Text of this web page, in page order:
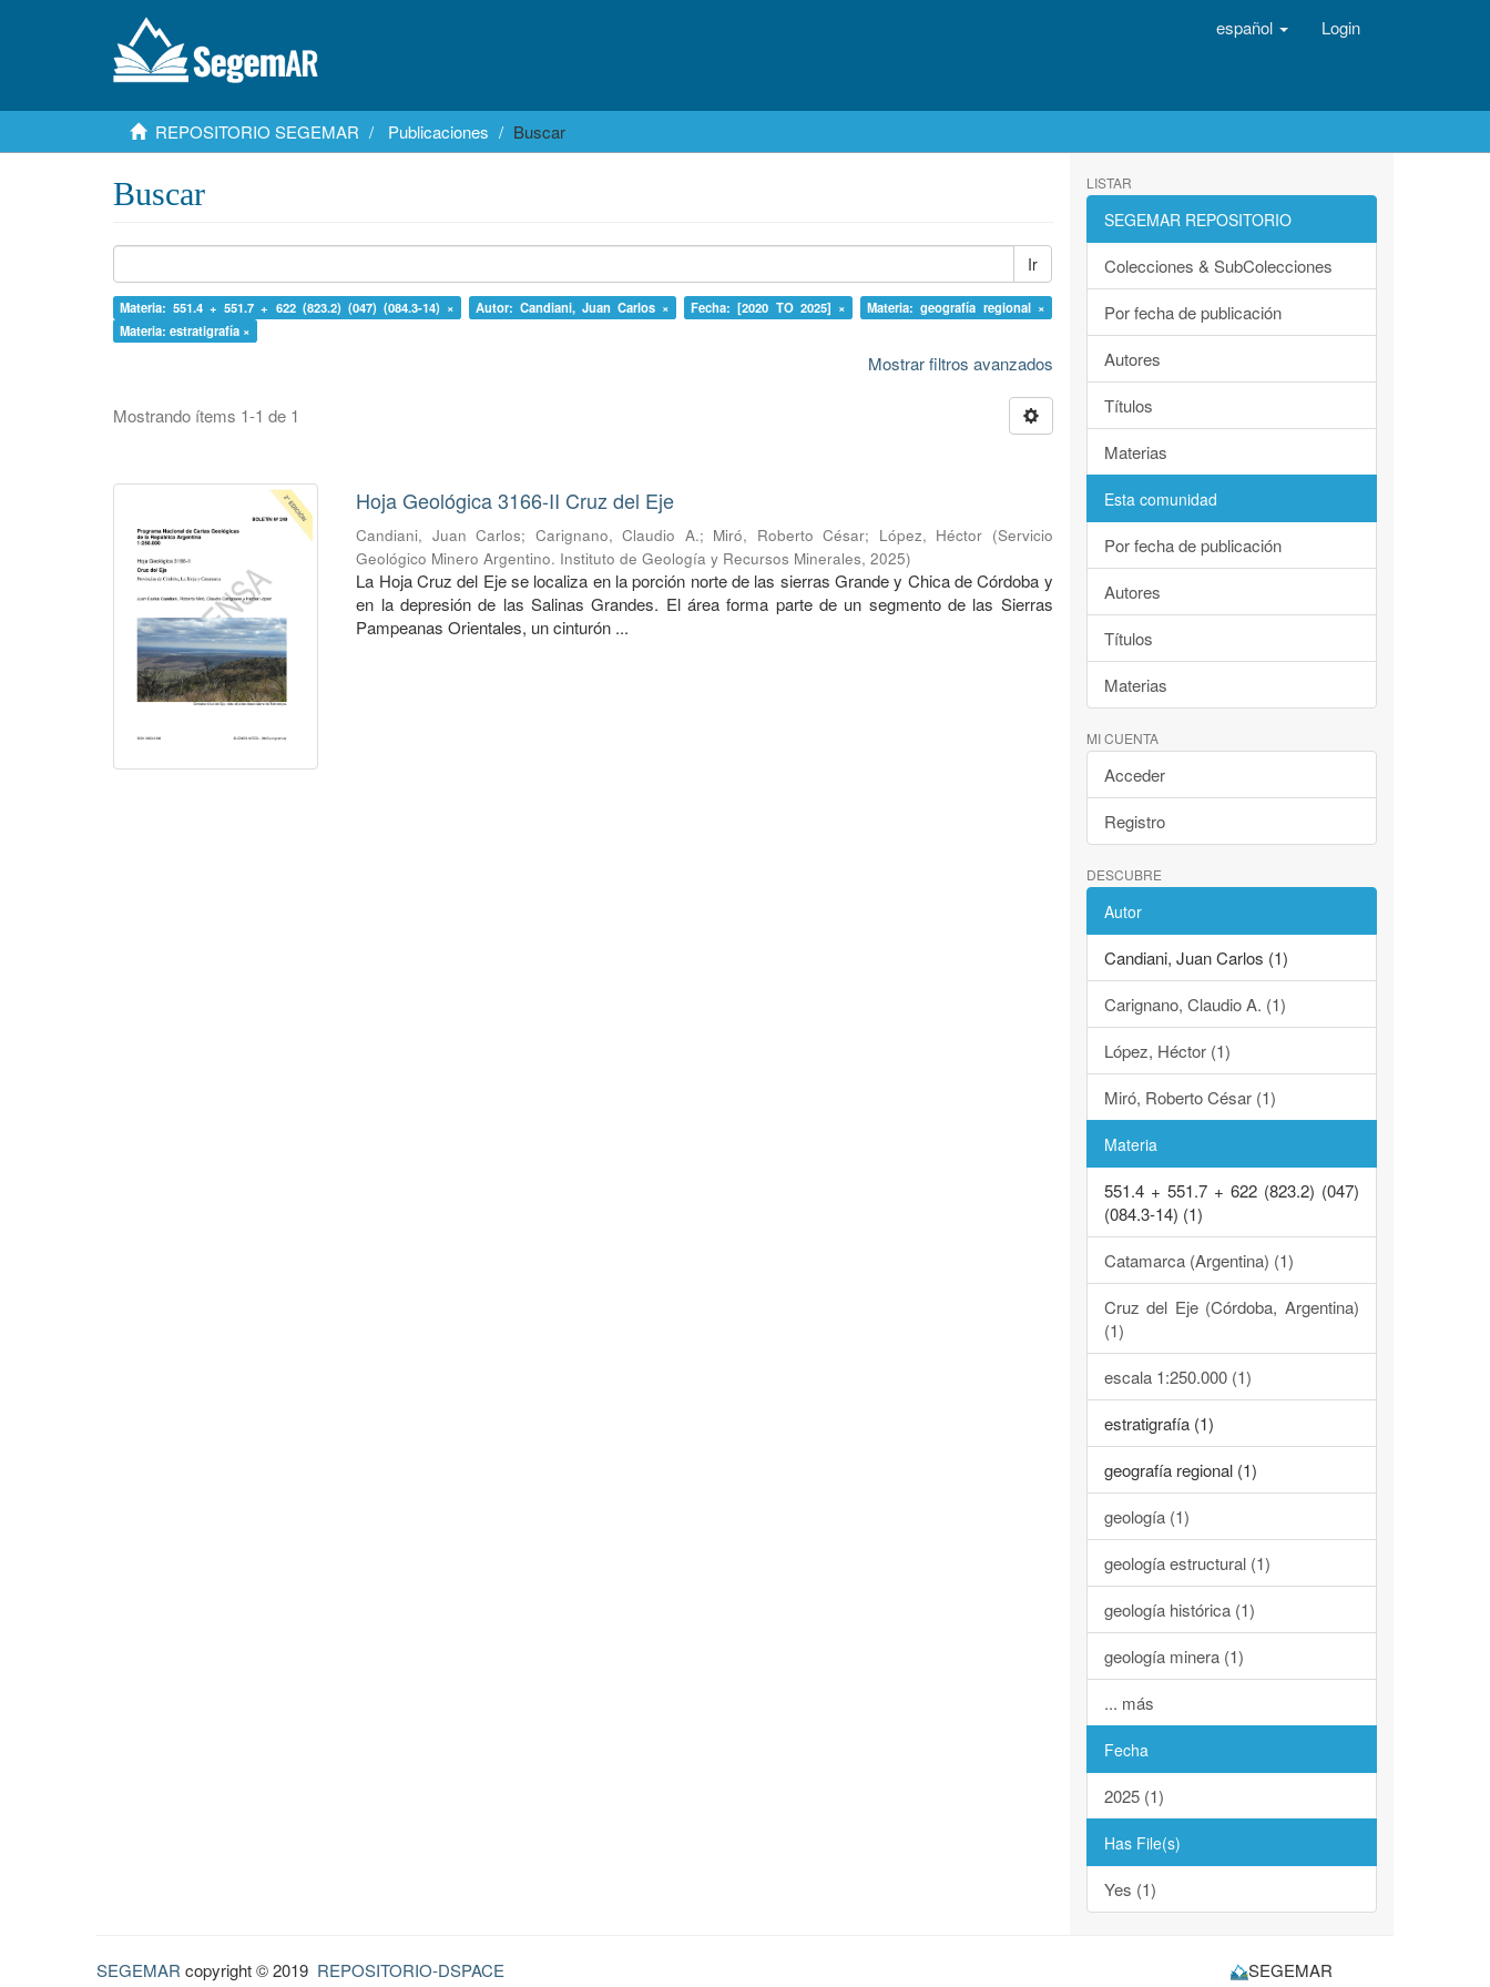
español Login
REPOSITORIO SEGEMAR Publicaciones Buscar
Buscar
Ir
Materia: 551.4 + 551.7 + 622 (823.2) (047) (084.3-14) × Autor: Candiani, Juan Carlos × Fecha: [2020 TO 2025] ×
Materia: geografía regional ×
Materia: estratigrafía ×
Mostrar filtros avanzados
Mostrando ítems 1-1 de 1
Hoja Geológica 3166-II Cruz del Eje
Candiani, Juan Carlos; Carignano, Claudio A.; Miró, Roberto César; López, Héctor (Servicio
Geológico Minero Argentino. Instituto de Geología y Recursos Minerales,2025)
La Hoja Cruz del Eje se localiza en la porción norte de las sierras Grande y Chica de Córdoba y
en la depresión de las Salinas Grandes. El área forma parte de un segmento de las Sierras
Pampeanas Orientales, un cinturón ...
LISTAR
SEGEMAR REPOSITORIO
Colecciones & SubColecciones
Por fecha de publicación
Autores
Títulos
Materias
Esta comunidad
Por fecha de publicación
Autores
Títulos
Materias
MI CUENTA
Acceder
Registro
DESCUBRE
Autor
Candiani, Juan Carlos (1)
Carignano, Claudio A. (1)
López, Héctor (1)
Miró, Roberto César (1)
Materia
551.4 + 551.7 + 622 (823.2) (047)
(084.3-14) (1)
Catamarca (Argentina) (1)
Cruz del Eje (Córdoba, Argentina)
(1)
escala 1:250.000 (1)
estratigrafía (1)
geografía regional (1)
geología (1)
geología estructural (1)
geología histórica (1)
geología minera (1)
... más
Fecha
2025 (1)
Has File(s)
Yes (1)
SEGEMAR copyright © 2019 REPOSITORIO-DSPACE
SEGEMAR